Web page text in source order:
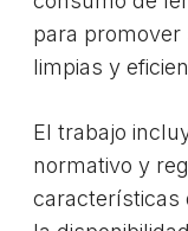
para promover
limpias y
El trabajo
normativo y
características